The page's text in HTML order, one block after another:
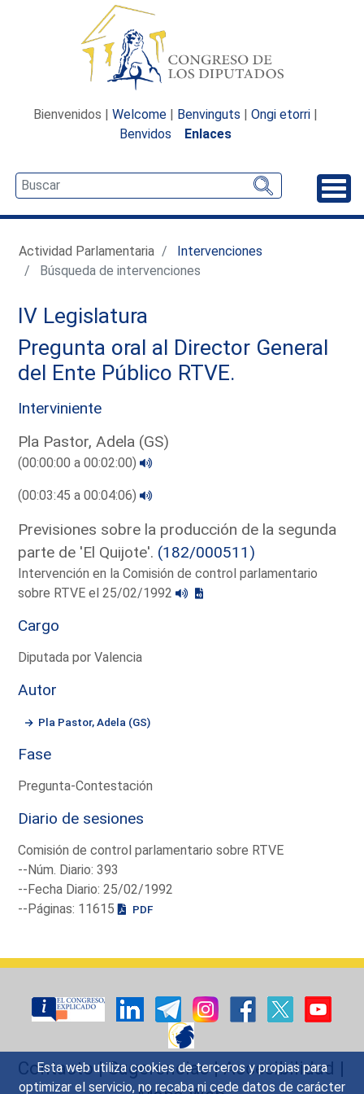
Esta web utiliza cookies de terceros y propias para
optimizar el servicio, no recaba ni cede datos de carácter
Bienvenidos | Welcome | Benvinguts | Ongi etorri |
Benvidos
Enlaces
Actividad Parlamentaria
Intervenciones
Búsqueda de intervenciones
IV Legislatura
Pregunta oral al Director General
del Ente Público RTVE.
Interviniente
Pla Pastor, Adela (GS)
(00:00:00 a 00:02:00)
(00:03:45 a 00:04:06)
Previsiones sobre la producción de la segunda
parte de 'El Quijote'. (182/000511)
Intervención en la Comisión de control parlamentario
sobre RTVE el 25/02/1992
Cargo
Diputada por Valencia
Autor
Pla Pastor, Adela (GS)
Fase
Pregunta-Contestación
Diario de sesiones
Comisión de control parlamentario sobre RTVE
--Núm. Diario: 393
--Fecha Diario: 25/02/1992
--Páginas: 11615
PDF
Contacto|Sugerencias|Accesibilidad |